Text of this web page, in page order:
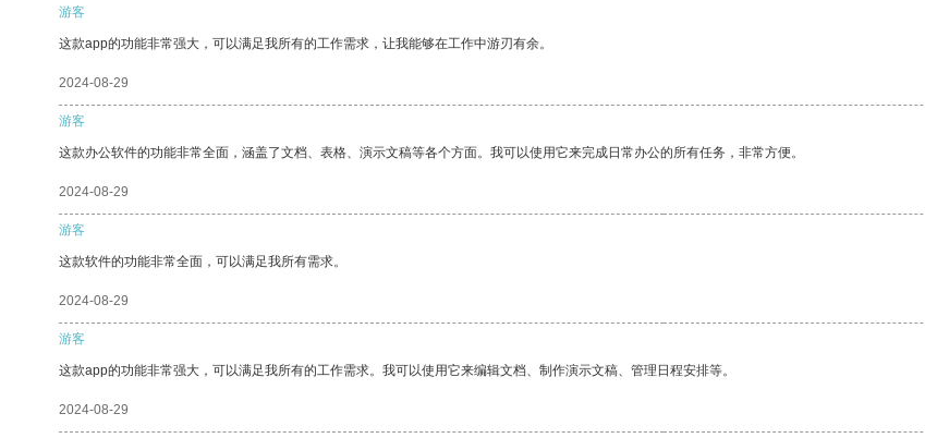
游客
这款app的功能非常强大，可以满足我所有的工作需求，让我能够在工作中游刃有余。
2024-08-29
游客
这款办公软件的功能非常全面，涵盖了文档、表格、演示文稿等各个方面。我可以使用它来完成日常办公的所有任务，非常方便。
2024-08-29
游客
这款软件的功能非常全面，可以满足我所有需求。
2024-08-29
游客
这款app的功能非常强大，可以满足我所有的工作需求。我可以使用它来编辑文档、制作演示文稿、管理日程安排等。
2024-08-29